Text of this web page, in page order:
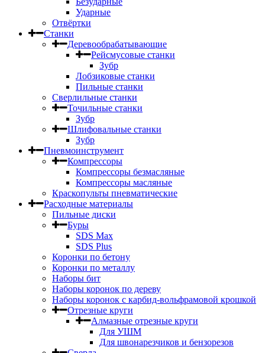
Ударные
Отвёртки
Станки
Деревообрабатывающие
Рейсмусовые станки
Зубр
Лобзиковые станки
Пильные станки
Сверлильные станки
Точильные станки
Зубр
Шлифовальные станки
Зубр
Пневмоинструмент
Компрессоры
Компрессоры безмасляные
Компрессоры масляные
Краскопульты пневматические
Расходные материалы
Пильные диски
Буры
SDS Max
SDS Plus
Коронки по бетону
Коронки по металлу
Наборы бит
Наборы коронок по дереву
Наборы коронок с карбид-вольфрамовой крошкой
Отрезные круги
Алмазные отрезные круги
Для УШМ
Для швонарезчиков и бензорезов